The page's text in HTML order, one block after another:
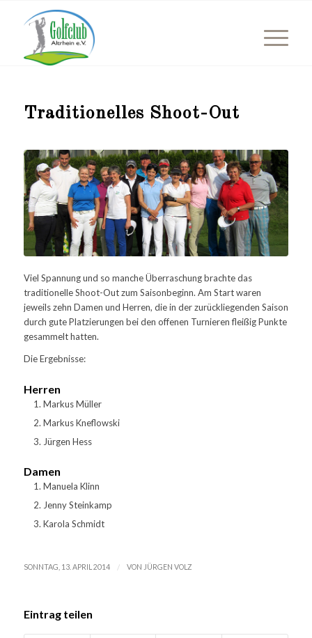
Traditionelles Shoot-Out
Viel Spannung und so manche Überraschung brachte das
traditionelle Shoot-Out zum Saisonbeginn. Am Start waren
jeweils zehn Damen und Herren, die in der zurückliegenden Saison
durch gute Platzierungen bei den offenen Turnieren fleißig Punkte
gesammelt hatten.
Die Ergebnisse:
Herren
Markus Müller
Markus Kneflowski
Jürgen Hess
Damen
Manuela Klinn
Jenny Steinkamp
Karola Schmidt
SONNTAG, 13. APRIL 2014 / VON JÜRGEN VOLZ
Eintrag teilen